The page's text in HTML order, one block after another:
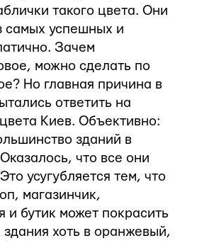
такого цвета. Они
самых успешных и
Зачем
можно сделать по
Но главная причина в
ответить на
Киев. Объективно:
зданий в
что все они
усугубляется тем, что
магазинчик,
и бутик может покрасить
здания хоть в оранжевый,